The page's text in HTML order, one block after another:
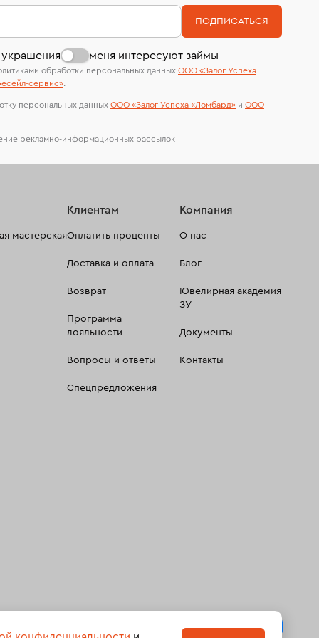
В кредит от Т-Банка (до 50 000 руб., на 3–6
мес.)
На особо ценные изделия получены
сертификаты МГУ и других геммологических
лабораторий
меня интересуют займы
ПОДПИСАТЬСЯ
обработки персональных данных ООО «Залог Успеха
сервиc».
персональных данных ООО «Залог Успеха «Ломбард» и ООО
рекламно-информационных рассылок
мастерская
Клиентам
Оплатить проценты
Доставка и оплата
Возврат
Программа
лояльности
Вопросы и ответы
Спецпредложения
Компания
О нас
Блог
Ювелирная академия
ЗУ
Документы
Контакты